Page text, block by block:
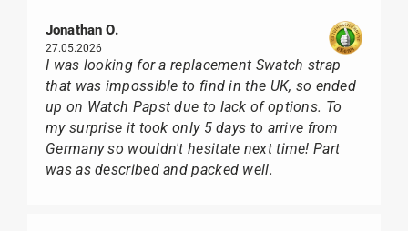
Jonathan O.
27.05.2026
I was looking for a replacement Swatch strap
that was impossible to find in the UK, so ended
up on Watch Papst due to lack of options. To
my surprise it took only 5 days to arrive from
Germany so wouldn't hesitate next time! Part
was as described and packed well.